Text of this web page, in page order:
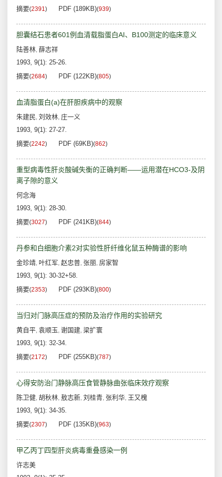
摘要(2391) PDF (189KB)(939)
胆囊结石患者601例血清载脂蛋白AI、B100测定的临床意义
陆善林, 薛志祥
1993, 9(1): 25-26.
摘要(2684) PDF (122KB)(805)
血清脂蛋白(a)在肝胆疾病中的观察
朱建民, 刘效林, 庄一义
1993, 9(1): 27-27.
摘要(2242) PDF (69KB)(862)
重型病毒性肝炎酸碱失衡的正确判断——运用潜在HCO3-及阴
离子隙的意义
何念海
1993, 9(1): 28-30.
摘要(3027) PDF (241KB)(844)
丹参和白细胞介素2对实验性肝纤维化鼠五种酶谱的影响
金珍靖, 叶红军, 赵忠普, 张丽, 房家智
1993, 9(1): 30-32+58.
摘要(2353) PDF (293KB)(800)
当归对门脉高压症的预防及治疗作用的实验研究
黄自平, 袁顺玉, 谢国建, 梁扩寰
1993, 9(1): 32-34.
摘要(2172) PDF (255KB)(787)
心得安防治门静脉高压食管静脉曲张临床效疗观察
陈卫健, 胡秋林, 敖志新, 刘桂青, 张利华, 王又槐
1993, 9(1): 34-35.
摘要(2307) PDF (135KB)(963)
甲乙丙丁四型肝炎病毒重叠感染一例
许志美